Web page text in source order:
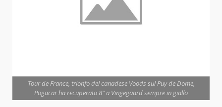
Tour de France, trionfo del canadese Voods sul Puy de Dome,
Pogacar ha recuperato 8” a Vingegaard sempre in giallo